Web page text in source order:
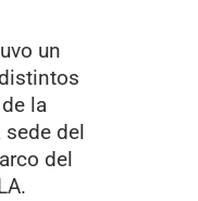
un
la
sede del
del